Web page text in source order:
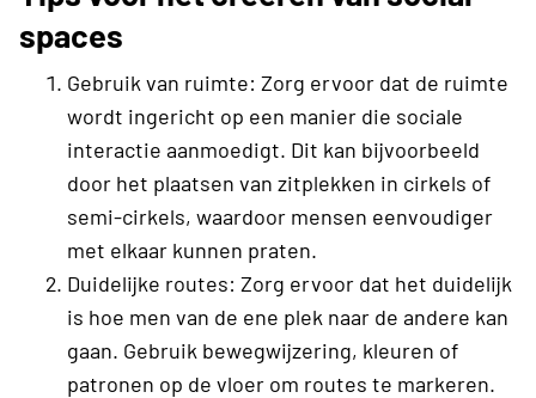
spaces
Gebruik van ruimte: Zorg ervoor dat de ruimte
wordt ingericht op een manier die sociale
interactie aanmoedigt. Dit kan bijvoorbeeld
door het plaatsen van zitplekken in cirkels of
semi-cirkels, waardoor mensen eenvoudiger
met elkaar kunnen praten.
Duidelijke routes: Zorg ervoor dat het duidelijk
is hoe men van de ene plek naar de andere kan
gaan. Gebruik bewegwijzering, kleuren of
patronen op de vloer om routes te markeren.